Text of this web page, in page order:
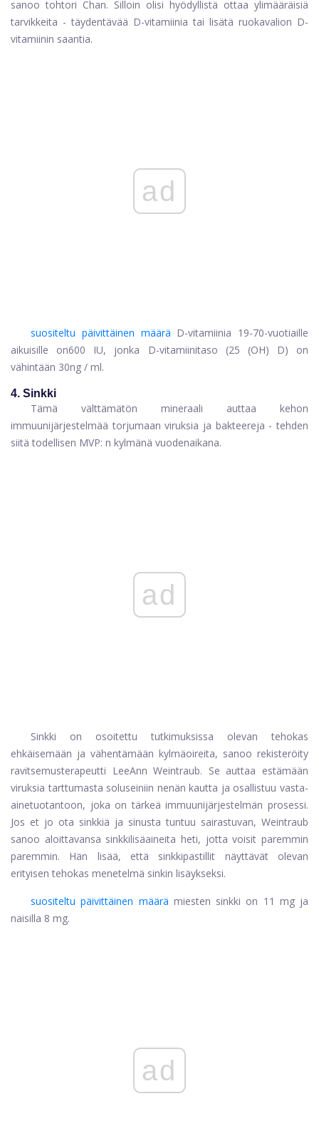
sanoo tohtori Chan. Silloin olisi hyödyllistä ottaa ylimääräisiä
tarvikkeita - täydentävää D-vitamiinia tai lisätä ruokavalion D-
vitamiinin saantia.
ad
suositeltu päivittäinen määrä D-vitamiinia 19-70-vuotiaille
aikuisille on600 IU, jonka D-vitamiinitaso (25 (OH) D) on
vähintään 30ng / ml.
4. Sinkki
Tämä välttämätön mineraali auttaa kehon
immuunijärjestelmää torjumaan viruksia ja bakteereja - tehden
siitä todellisen MVP: n kylmänä vuodenaikana.
ad
Sinkki
on osoitettu tutkimuksissa olevan tehokas
ehkäisemään ja vähentämään kylmäoireita, sanoo rekisteröity
ravitsemusterapeutti LeeAnn Weintraub. Se auttaa estämään
viruksia tarttumasta soluseiniin nenän kautta ja osallistuu vasta-
ainetuotantoon, joka on tärkeä immuunijärjestelmän prosessi.
Jos et jo ota sinkkiä ja sinusta tuntuu sairastuvan, Weintraub
sanoo aloittavansa sinkkilisäaineita heti, jotta voisit paremmin
paremmin. Hän lisää, että sinkkipastillit näyttävät olevan
erityisen tehokas menetelmä sinkin lisäykseksi.
suositeltu päivittäinen määrä miesten sinkki on 11 mg ja
naisilla 8 mg.
ad